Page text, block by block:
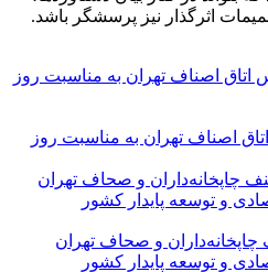
اثرگذار نیز پرسشگر باشد.
اصناف تهران به مناسبت روز
چاپخانه‌داران و صحاف تهران
و توسعه پایدار کشور